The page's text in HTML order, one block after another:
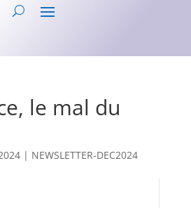
le mal du
| NEWSLETTER-DEC2024